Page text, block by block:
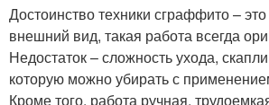
Достоинство техники сграффито –
внешний вид, такая работа всегда
Недостаток – сложность ухода,
которую можно убирать с
Кроме того, работа ручная,